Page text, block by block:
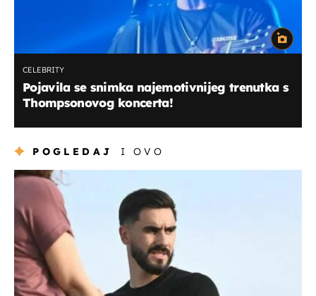
CELEBRITY
Pojavila se snimka najemotivnijeg trenutka s
Thompsonovog koncerta!
POGLEDAJ I OVO